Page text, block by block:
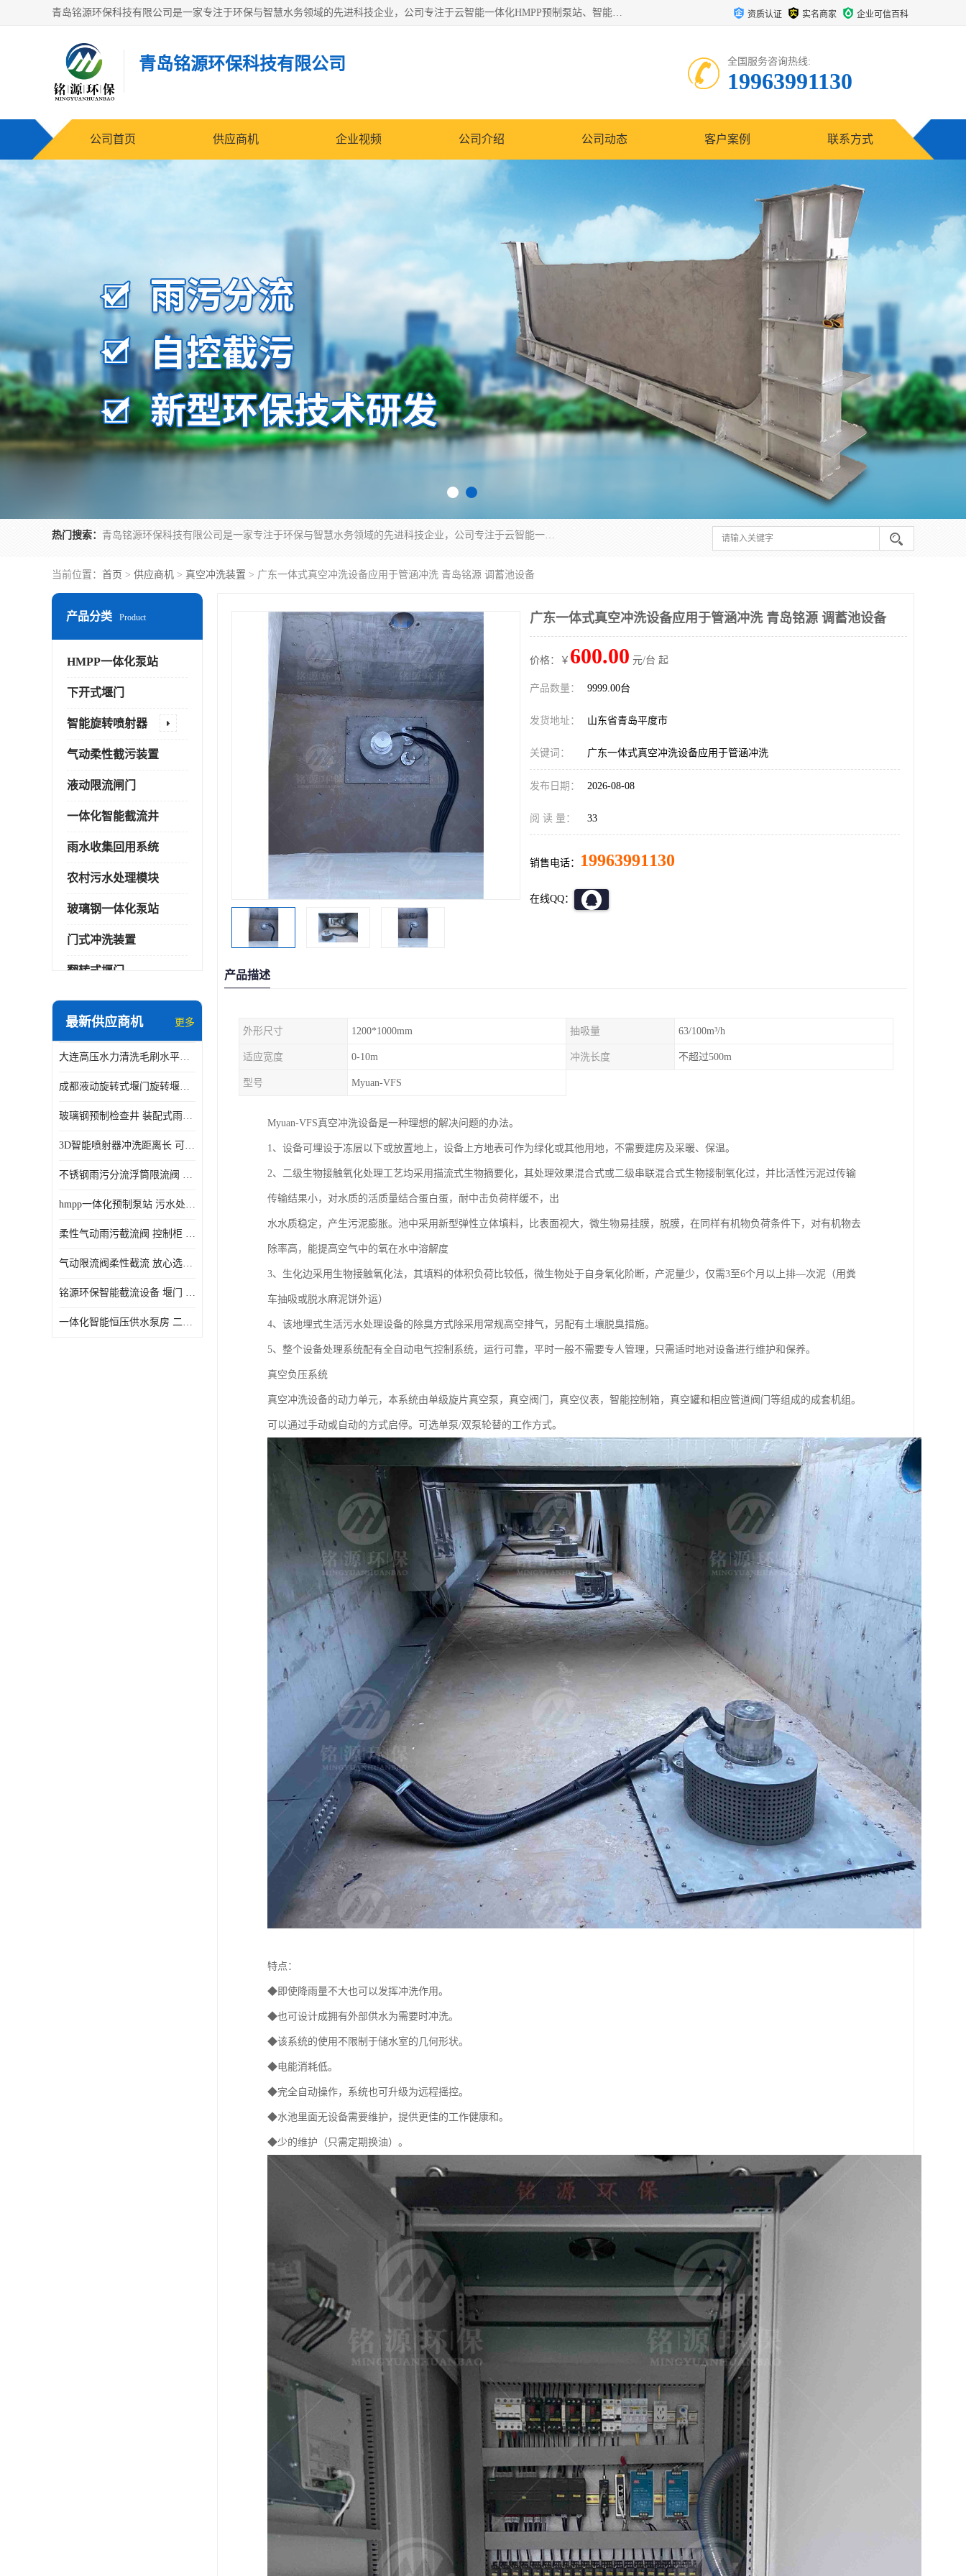
青岛铭源环保科技有限公司是一家专注于环保与智慧水务领域的先进科技企业，公司专注于云智能一体化HMPP预制泵站、智能截流井设备、调蓄池雨洪管理设备、水务循环利用、云智慧水务开发及新型环保技术研发等领域。 资质认证 实名商家 企业可信百科
青岛铭源环保科技有限公司 全国服务咨询热线:
19963991130
公司首页 供应商机 企业视频 公司介绍 公司动态 客户案例 联系方式
热门搜索： 青岛铭源环保科技有限公司是一家专注于环保与智慧水务领域的先进科技企业，公司专注于云智能一体化HMPP预制泵站、智能截流井设备、调蓄池雨洪管理设备、水务循环利用、云智慧水务开发及新型环保技术研发等领域。
当前位置： 首页 > 供应商机 > 真空冲洗装置 > 广东一体式真空冲洗设备应用于管涵冲洗 青岛铭源 调蓄池设备
产品分类 Product
HMPP一体化泵站
下开式堰门
智能旋转喷射器
气动柔性截污装置
液动限流闸门
一体化智能截流井
雨水收集回用系统
农村污水处理模块
玻璃钢一体化泵站
门式冲洗装置
翻转式堰门
智能一体化雨水泵站
智能一体化供水泵房
智能一体化净水设备
最新供应商机 更多
大连高压水力清洗毛刷水平自清洁滚刷 水力自动冲洗系统 水力清洗
成都液动旋转式堰门旋转堰门 自动控制 SUS304
玻璃钢预制检查井 装配式雨水污水井 初期弃流井 源头厂家
3D智能喷射器冲洗距离长 可270度旋转 高强度水压远距离喷洗
不锈钢雨污分流浮筒限流阀 DN150-DN1000 品质可信
hmpp一体化预制泵站 污水处理系统 乡镇学校市政排水 厂家供应
柔性气动雨污截流阀 控制柜 远程控制安全性高检修方便
气动限流阀柔性截流 放心选购 控源截污铭源环保
铭源环保智能截流设备 堰门 铸铁调节闸门作用 源头商家 可定制
一体化智能恒压供水泵房 二次加压供水设备户外智慧泵房
广东一体式真空冲洗设备应用于管涵冲洗 青岛铭源 调蓄池设备
价格：￥ 600.00 元/台 起
产品数量： 9999.00台
发货地址： 山东省青岛平度市
关键词： 广东一体式真空冲洗设备应用于管涵冲洗
发布日期： 2026-08-08
阅 读 量： 33
销售电话： 19963991130
在线QQ：
产品描述
外形尺寸 1200*1000mm 抽吸量 63/100m³/h
适应宽度 0-10m 冲洗长度 不超过500m
型号 Myuan-VFS
Myuan-VFS真空冲洗设备是一种理想的解决问题的办法。
1、设备可埋设于冻层以下或放置地上，设备上方地表可作为绿化或其他用地，不需要建房及采暖、保温。
2、二级生物接触氧化处理工艺均采用描流式生物摘要化，其处理效果混合式或二级串联混合式生物接制氧化过，并比活性污泥过传输
传输结果小，对水质的活质量结合蛋白蛋，耐中击负荷样缓不，出
水水质稳定，产生污泥膨胀。池中采用新型弹性立体填料，比表面视大，微生物易挂膜，脱膜，在同样有机物负荷条件下，对有机物去
除率高，能提高空气中的氧在水中溶解度
3、生化边采用生物接触氧化法，其填料的体积负荷比较低，微生物处于自身氧化阶断，产泥量少，仅需3至6个月以上排—次泥（用粪
车抽吸或脱水麻泥饼外运）
4、该地埋式生活污水处理设备的除臭方式除采用常规高空排气，另配有土壤脱臭措施。
5、整个设备处理系统配有全自动电气控制系统，运行可靠，平时一般不需要专人管理，只需适时地对设备进行维护和保养。
真空负压系统
真空冲洗设备的动力单元，本系统由单级旋片真空泵，真空阀门，真空仪表，智能控制箱，真空罐和相应管道阀门等组成的成套机组。
可以通过手动或自动的方式启停。可选单泵/双泵轮替的工作方式。
特点：
◆即使降雨量不大也可以发挥冲洗作用。
◆也可设计成拥有外部供水为需要时冲洗。
◆该系统的使用不限制于储水室的几何形状。
◆电能消耗低。
◆完全自动操作，系统也可升级为远程摇控。
◆水池里面无设备需要维护，提供更佳的工作健康和。
◆少的维护（只需定期换油）。